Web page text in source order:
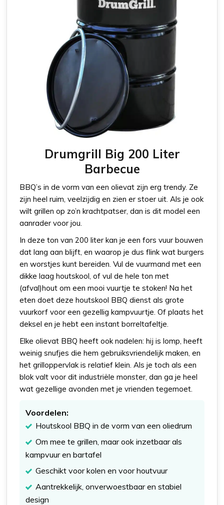
Drumgrill Big 200 Liter
Barbecue
BBQ’s in de vorm van een olievat zijn erg trendy. Ze
zijn heel ruim, veelzijdig en zien er stoer uit. Als je ook
wilt grillen op zo’n krachtpatser, dan is dit model een
aanrader voor jou.
In deze ton van 200 liter kan je een fors vuur bouwen
dat lang aan blijft, en waarop je dus flink wat burgers
en worstjes kunt bereiden. Vul de vuurmand met een
dikke laag houtskool, of vul de hele ton met
(afval)hout om een mooi vuurtje te stoken! Na het
eten doet deze houtskool BBQ dienst als grote
vuurkorf voor een gezellig kampvuurtje. Of plaats het
deksel en je hebt een instant borreltafeltje.
Elke olievat BBQ heeft ook nadelen: hij is lomp, heeft
weinig snufjes die hem gebruiksvriendelijk maken, en
het grilloppervlak is relatief klein. Als je toch als een
blok valt voor dit industriële monster, dan ga je heel
wat gezellige avonden met je vrienden tegemoet.
Voordelen:
Houtskool BBQ in de vorm van een oliedrum
Om mee te grillen, maar ook inzetbaar als
kampvuur en bartafel
Geschikt voor kolen en voor houtvuur
Aantrekkelijk, onverwoestbaar en stabiel
design